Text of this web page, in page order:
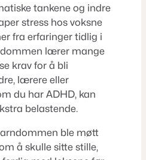
tankene og indre
stress hos voksne
fra erfaringer tidlig i
lærer mange
krav for å bli
lærere eller
du har ADHD, kan
belastende.
ble møtt
å skulle sitte stille,